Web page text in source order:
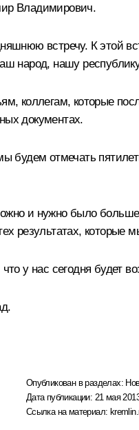
Владимирович.
встречу. К этой
народ, нашу
коллегам, которые
документах.
будем отмечать
и нужно было
результатах, которые
у нас сегодня будет
Опубликован в разделах:
Дата публикации: 21 мая
Ссылка на материал: